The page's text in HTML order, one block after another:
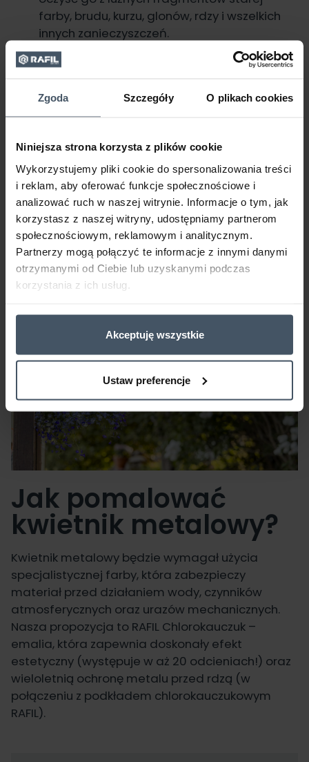
Zgoda Szczegóły O plikach cookies
Niniejsza strona korzysta z plików cookie
Wykorzystujemy pliki cookie do spersonalizowania treści
i reklam, aby oferować funkcje społecznościowe i
analizować ruch w naszej witrynie. Informacje o tym, jak
korzystasz z naszej witryny, udostępniamy partnerom
społecznościowym, reklamowym i analitycznym.
Partnerzy mogą połączyć te informacje z innymi danymi
otrzymanymi od Ciebie lub uzyskanymi podczas
korzystania z ich usług.
Akceptuję wszystkie
Ustaw preferencje
farby, brudu, kurzu, glonów, rdzy i wszelkich
innych zanieczyszczeń.
Sięgnij po papier ścierny i postaraj się jak
najbardziej zmatowić powierzchnię kwietnika
przyczepność.
Usuń pył, jaki powstał podczas oczyszczania i
Odtłuść metal, używając wybranego
preparatu oraz miękkiej ścierki.
Kiedy Twój kwietnik jest oczyszczony i
odtłuszczony, możesz przejść do malowania.
Jak pomalować
kwietnik metalowy?
Kwietnik metalowy będzie wymagał użycia
specjalistycznej farby, która zabezpieczy
materiał przed działaniem wody, czynników
atmosferycznych oraz urazów mechanicznych.
Nasza propozycja to RAFIL Chlorokauczuk –
emalia, która zapewnia doskonały efekt
estetyczny (występuje w aż 20 odcieniach!) oraz
wieloletnią ochronę metalu przed rdzą (w
połączeniu z podkładem chlorokauczukowym
RAFIL).